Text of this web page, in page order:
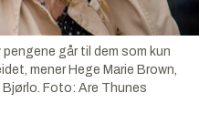
går til dem som kun
mener Hege Marie Brown,
Foto: Are Thunes